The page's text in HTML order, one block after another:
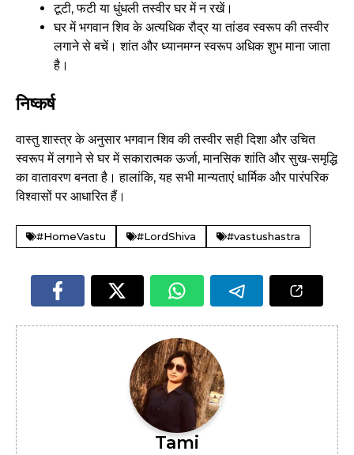
टूटी, फटी या धुंधली तस्वीर घर में न रखें।
घर में भगवान शिव के अत्यधिक रौद्र या तांडव स्वरूप की तस्वीर
लगाने से बचें। शांत और ध्यानमग्न स्वरूप अधिक शुभ माना जाता
है।
निष्कर्ष
वास्तु शास्त्र के अनुसार भगवान शिव की तस्वीर सही दिशा और उचित
स्वरूप में लगाने से घर में सकारात्मक ऊर्जा, मानसिक शांति और सुख-समृद्धि
का वातावरण बनता है। हालांकि, यह सभी मान्यताएं धार्मिक और पारंपरिक
विश्वासों पर आधारित हैं।
#HomeVastu #LordShiva #vastushastra
Tami